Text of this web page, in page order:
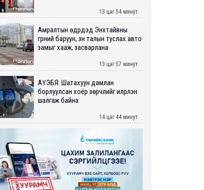
13 цаг 54 минут
Амралтын өдрүүдэд Энхтайвны
гүүрний баруун, зүүн талын туслах авто
замыг хааж, засварлана
13 цаг 57 минут
АҮЭБЯ: Шатахуун дамлан
борлуулсан хоёр зөрчлийг илрүүлэн
шалгаж байна
14 цаг 44 минут